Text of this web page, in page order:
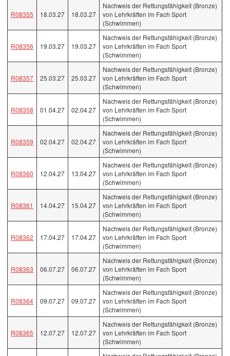
R08355 18.03.27 18.03.27
Nachweis der Rettungsfähigkeit (Bronze)
von Lehrkräften im Fach Sport
(Schwimmen)
R08356 19.03.27 19.03.27
Nachweis der Rettungsfähigkeit (Bronze)
von Lehrkräften im Fach Sport
(Schwimmen)
R08357 25.03.27 25.03.27
Nachweis der Rettungsfähigkeit (Bronze)
von Lehrkräften im Fach Sport
(Schwimmen)
R08358 01.04.27 02.04.27
Nachweis der Rettungsfähigkeit (Bronze)
von Lehrkräften im Fach Sport
(Schwimmen)
R08359 02.04.27 02.04.27
Nachweis der Rettungsfähigkeit (Bronze)
von Lehrkräften im Fach Sport
(Schwimmen)
R08360 12.04.27 13.04.27
Nachweis der Rettungsfähigkeit (Bronze)
von Lehrkräften im Fach Sport
(Schwimmen)
R08361 14.04.27 15.04.27
Nachweis der Rettungsfähigkeit (Bronze)
von Lehrkräften im Fach Sport
(Schwimmen)
R08362 17.04.27 17.04.27
Nachweis der Rettungsfähigkeit (Bronze)
von Lehrkräften im Fach Sport
(Schwimmen)
R08363 06.07.27 06.07.27
Nachweis der Rettungsfähigkeit (Bronze)
von Lehrkräften im Fach Sport
(Schwimmen)
R08364 09.07.27 09.07.27
Nachweis der Rettungsfähigkeit (Bronze)
von Lehrkräften im Fach Sport
(Schwimmen)
R08365 12.07.27 12.07.27
Nachweis der Rettungsfähigkeit (Bronze)
von Lehrkräften im Fach Sport
(Schwimmen)